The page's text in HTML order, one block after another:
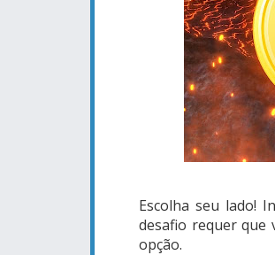
Escolha seu lado!
desafio requer que
opção.